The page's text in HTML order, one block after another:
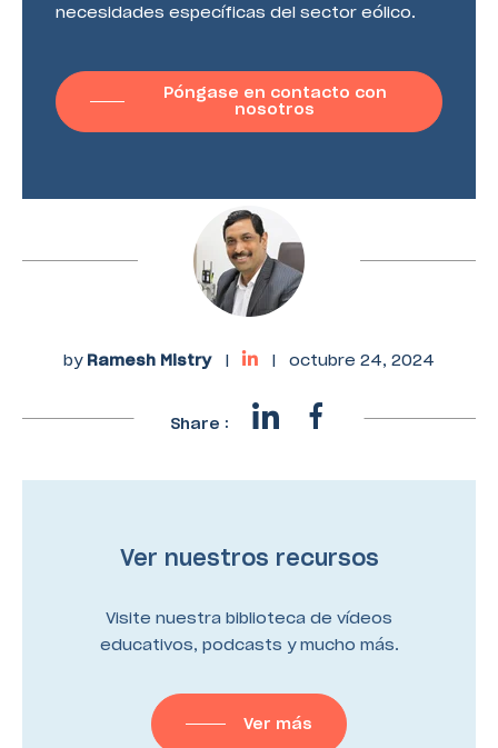
necesidades específicas del sector eólico.
Póngase en contacto con
nosotros
by Ramesh Mistry | | octubre 24, 2024
Share :
Ver nuestros recursos
Visite nuestra biblioteca de vídeos
educativos, podcasts y mucho más.
Ver más